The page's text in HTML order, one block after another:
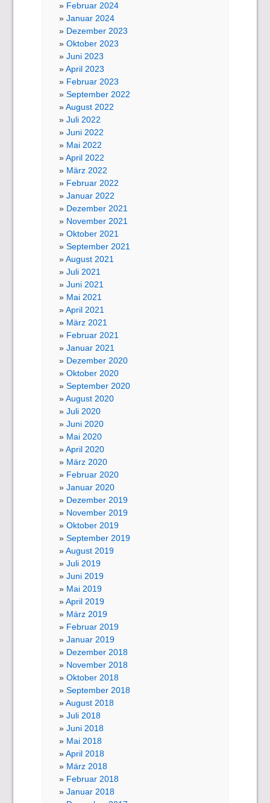
Februar 2024
Januar 2024
Dezember 2023
Oktober 2023
Juni 2023
April 2023
Februar 2023
September 2022
August 2022
Juli 2022
Juni 2022
Mai 2022
April 2022
März 2022
Februar 2022
Januar 2022
Dezember 2021
November 2021
Oktober 2021
September 2021
August 2021
Juli 2021
Juni 2021
Mai 2021
April 2021
März 2021
Februar 2021
Januar 2021
Dezember 2020
Oktober 2020
September 2020
August 2020
Juli 2020
Juni 2020
Mai 2020
April 2020
März 2020
Februar 2020
Januar 2020
Dezember 2019
November 2019
Oktober 2019
September 2019
August 2019
Juli 2019
Juni 2019
Mai 2019
April 2019
März 2019
Februar 2019
Januar 2019
Dezember 2018
November 2018
Oktober 2018
September 2018
August 2018
Juli 2018
Juni 2018
Mai 2018
April 2018
März 2018
Februar 2018
Januar 2018